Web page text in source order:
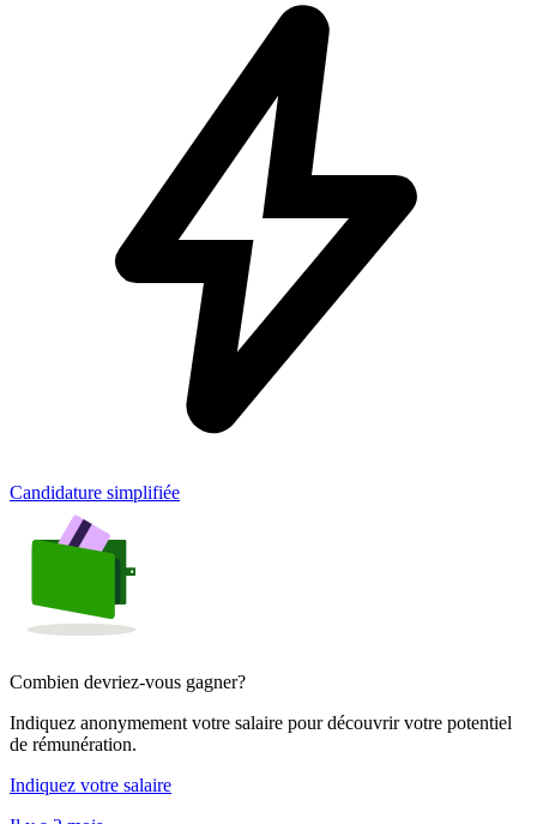
Candidature simplifiée
Combien devriez-vous gagner?
Indiquez anonymement votre salaire pour découvrir votre potentiel
de rémunération.
Indiquez votre salaire